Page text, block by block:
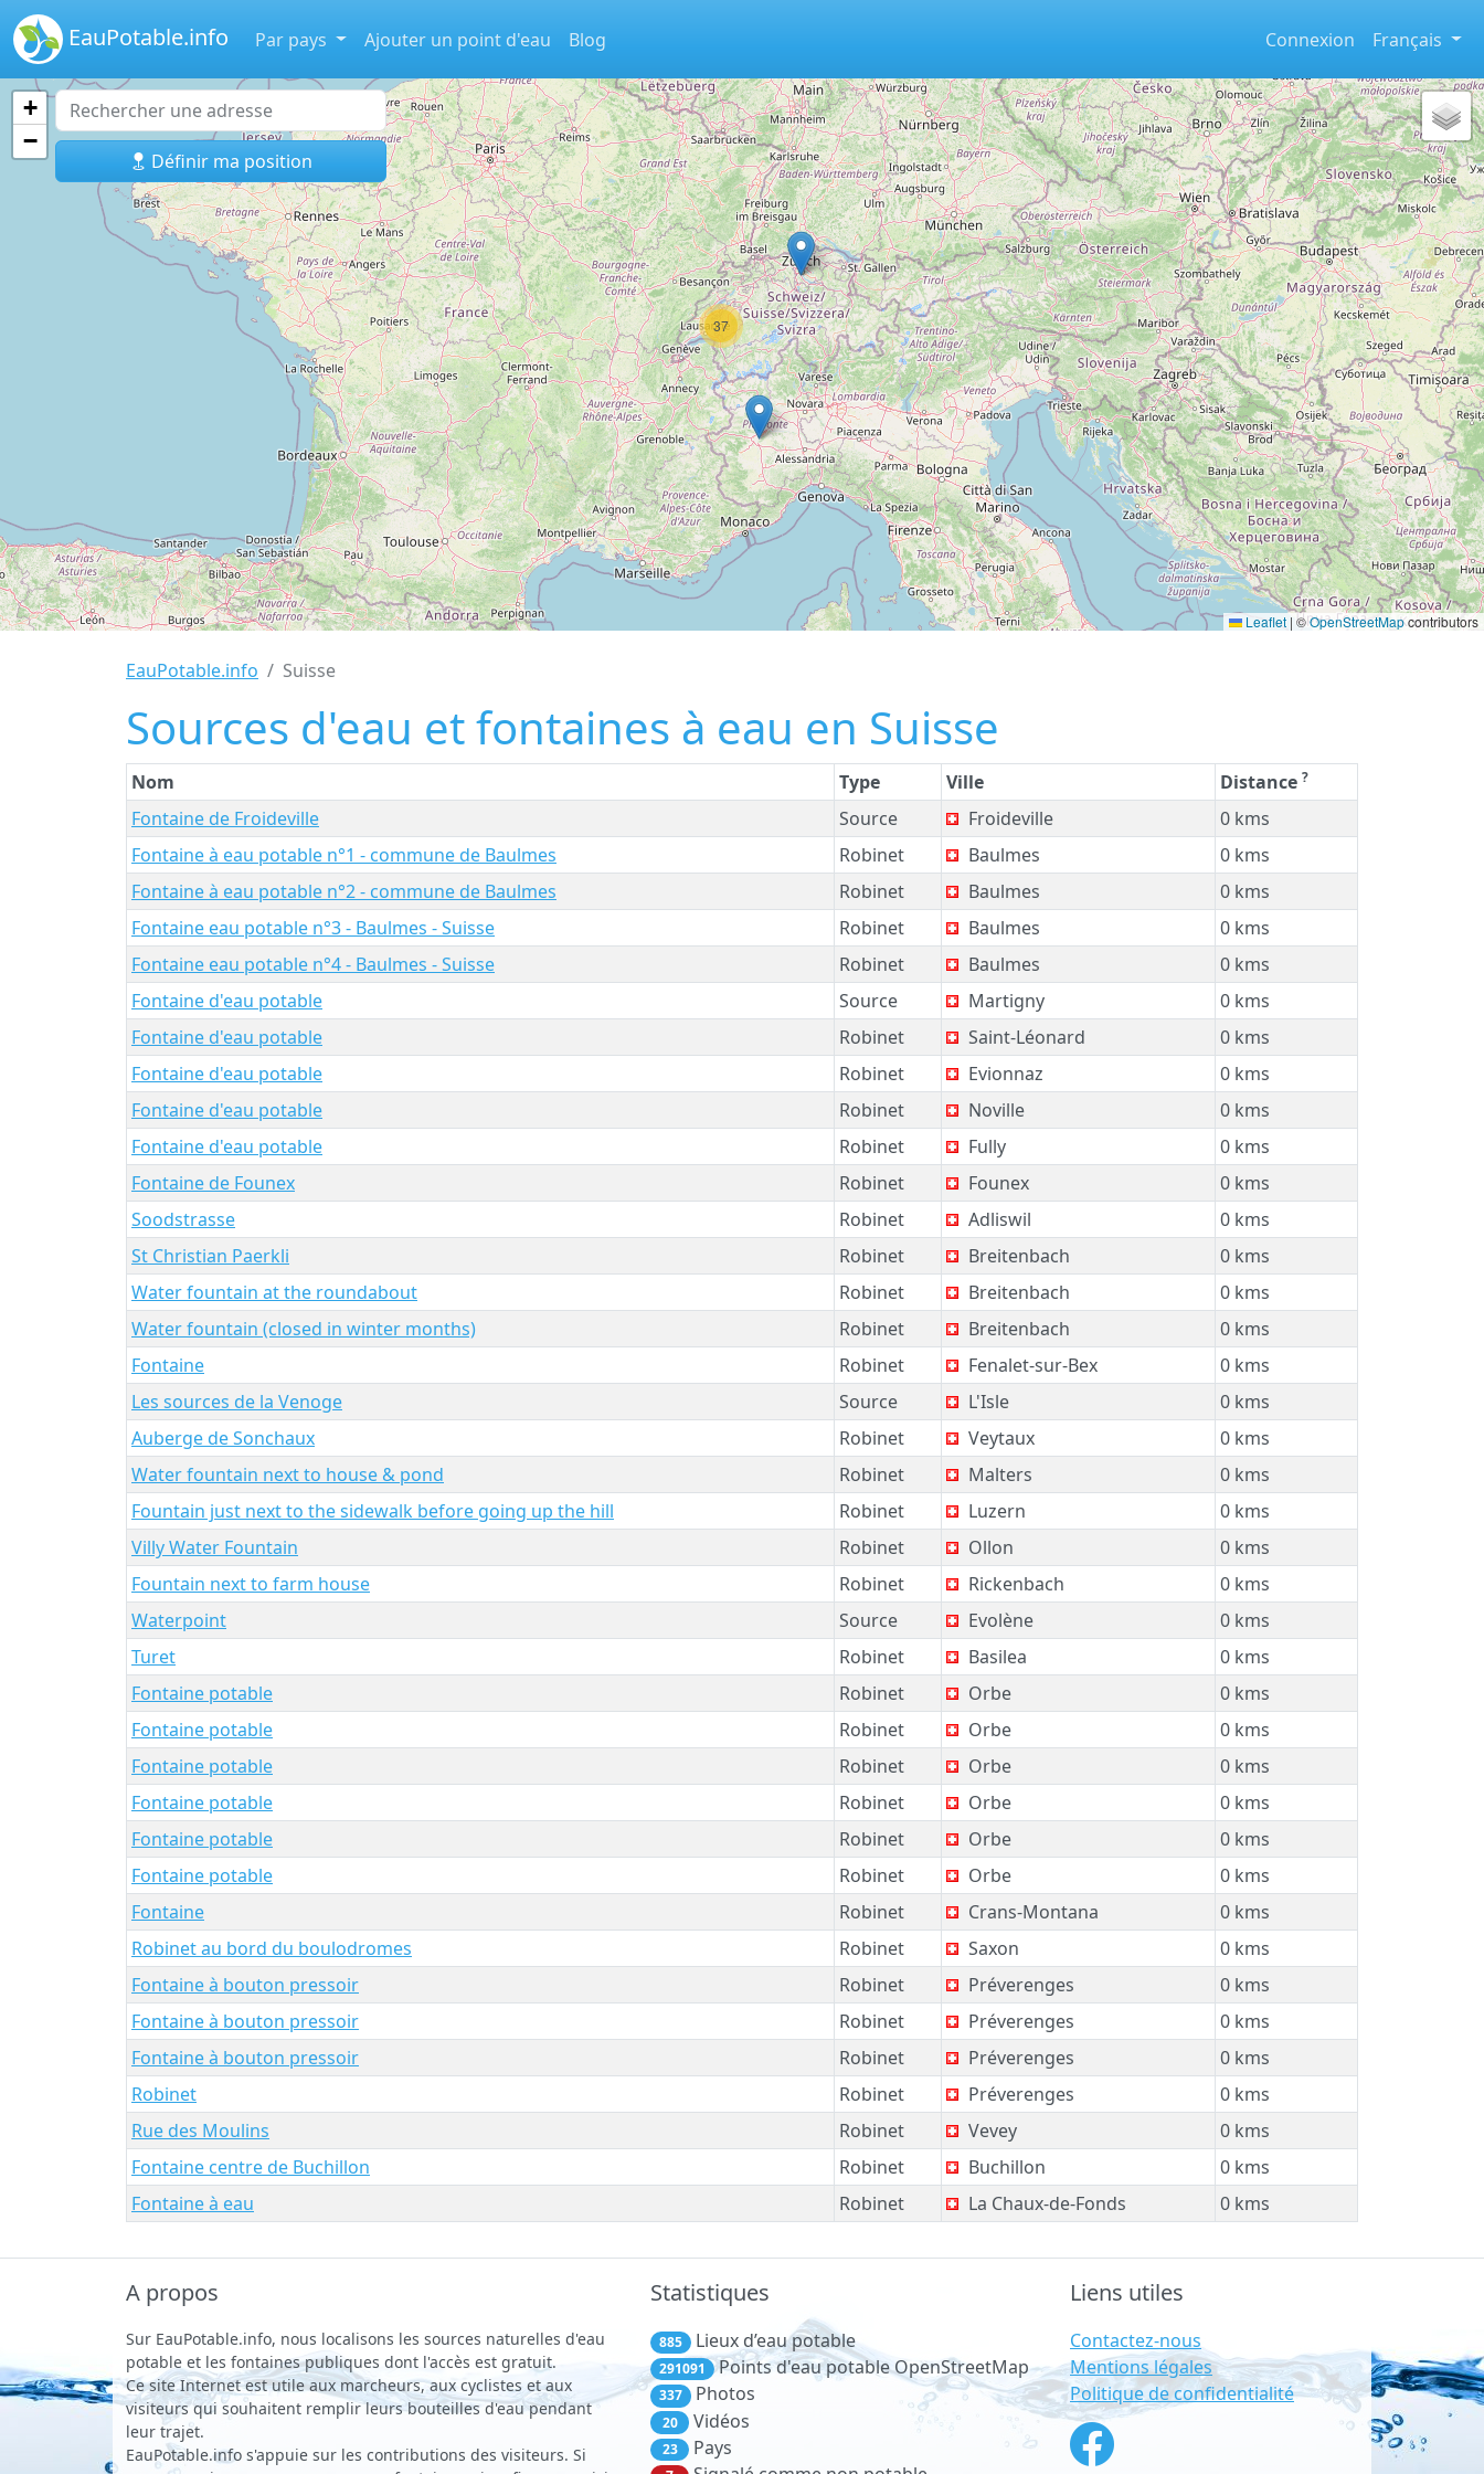
EauPotable.info Par pays Ajouter un point d'eau Blog Connexion Français
Définir ma position
37
+
−
Leaflet | ©OpenStreetMapcontributors
EauPotable.info Suisse
Sources d'eau et fontaines à eau en Suisse
Nom Type Ville Distance ?
Fontaine de Froideville Source Froideville
0 kms
Fontaine à eau potable n°1 - commune de Baulmes
Robinet Baulmes
0 kms
Fontaine à eau potable n°2 - commune de Baulmes
Robinet Baulmes
0 kms
Fontaine eau potable n°3 - Baulmes - Suisse
Robinet Baulmes
0 kms
Fontaine eau potable n°4 - Baulmes - Suisse
Robinet Baulmes
0 kms
Fontaine d'eau potable
Source Martigny
0 kms
Fontaine d'eau potable
Robinet Saint-Léonard
0 kms
Fontaine d'eau potable
Robinet Evionnaz
0 kms
Fontaine d'eau potable
Robinet Noville
0 kms
Fontaine d'eau potable
Robinet Fully
0 kms
Fontaine de Founex
Robinet Founex
0 kms
Soodstrasse
Robinet Adliswil
0 kms
St Christian Paerkli
Robinet Breitenbach
0 kms
Water fountain at the roundabout
Robinet Breitenbach
0 kms
Water fountain (closed in winter months)
Robinet Breitenbach
0 kms
Fontaine
Robinet Fenalet-sur-Bex
0 kms
Les sources de la Venoge
Source L'Isle
0 kms
Auberge de Sonchaux
Robinet Veytaux
0 kms
Water fountain next to house & pond
Robinet Malters
0 kms
Fountain just next to the sidewalk before going up the hill
Robinet Luzern
0 kms
Villy Water Fountain
Robinet Ollon
0 kms
Fountain next to farm house
Robinet Rickenbach
0 kms
Waterpoint
Source Evolène
0 kms
Turet
Robinet Basilea
0 kms
Fontaine potable
Robinet Orbe
0 kms
Fontaine potable
Robinet Orbe
0 kms
Fontaine potable
Robinet Orbe
0 kms
Fontaine potable
Robinet Orbe
0 kms
Fontaine potable
Robinet Orbe
0 kms
Fontaine potable
Robinet Orbe
0 kms
Fontaine
Robinet Crans-Montana
0 kms
Robinet au bord du boulodromes
Robinet Saxon
0 kms
Fontaine à bouton pressoir
Robinet Préverenges
0 kms
Fontaine à bouton pressoir
Robinet Préverenges
0 kms
Fontaine à bouton pressoir
Robinet Préverenges
0 kms
Robinet
Robinet Préverenges
0 kms
Rue des Moulins
Robinet Vevey
0 kms
Fontaine centre de Buchillon
Robinet Buchillon
0 kms
Fontaine à eau
Robinet La Chaux-de-Fonds 0 kms
A propos
Sur EauPotable.info, nous localisons les sources naturelles d'eau
potable et les fontaines publiques dont l'accès est gratuit.
Ce site Internet est utile aux marcheurs, aux cyclistes et aux
visiteurs qui souhaitent remplir leurs bouteilles d'eau pendant
leur trajet.
EauPotable.info s'appuie sur les contributions des visiteurs. Si
Statistiques
885 Lieux d’eau potable
291091 Points d'eau potable OpenStreetMap
337 Photos
20 Vidéos
23 Pays
Liens utiles
Contactez-nous
Mentions légales
Politique de confidentialité